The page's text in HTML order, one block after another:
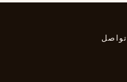
تواصل